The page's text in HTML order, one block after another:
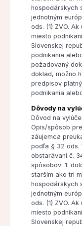
hospodárskych
jednotným
ods. (1) ZVO.
miesto
Slovenskej
podnikania
požadovaný
doklad, možno
predpisov
podnikania
Dôvody na
Dôvod na
Opis/spôsob
záujemca
podľa § 32 ods.
obstarávaní č.
spôsobov: 1.
starším ako tri
hospodárskych
jednotným
ods. (1) ZVO.
miesto
Slovenskej